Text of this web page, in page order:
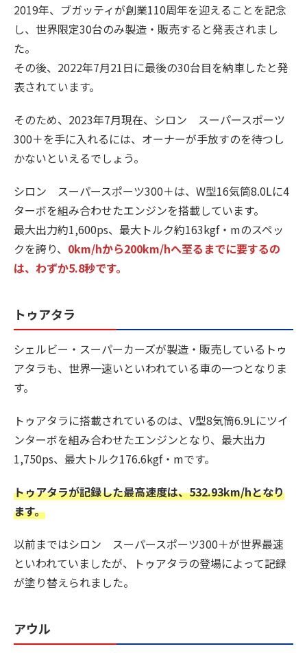
2019年、ブガッティが創業110周年を迎えることを記念
し、世界限定30台のみ製造・販売すると発表されまし
た。
その後、2022年7月21日に最後の30台目を納車したと発
表されています。
そのため、2023年7月現在、シロン スーパースポーツ
300＋を手に入れるには、オーナーが手放すのを待つし
かないといえるでしょう。
シロン スーパースポーツ300＋は、W型16気筒8.0Lに4
ターボを組み合わせたエンジンを搭載しています。
最大出力約1,600ps、最大トルク約163kgf・mのスペッ
クを誇り、 0km/hから200km/hへ至るまでに要するの
は、わずか5.8秒です。
トゥアタラ
シェルビー・スーパーカーズが製造・販売しているトゥ
アタラも、世界一速いといわれている車の一つとなりま
す。
トゥアタラに搭載されているのは、V型8気筒6.9Lにツイ
ンターボを組み合わせたエンジンとなり、最大出力
1,750ps、最大トルク176.6kgf・mです。
トゥアタラが記録した最高速度は、532.93km/hとなり
ます。
以前まではシロン スーパースポーツ300＋が世界最速
といわれていましたが、トゥアタラの登場によって記録
が塗り替えられました。
アウル